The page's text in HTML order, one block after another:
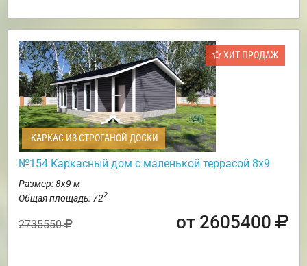
ХИТ ПРОДАЖ
КАРКАС ИЗ СТРОГАНОЙ ДОСКИ
№154 Каркасный дом с маленькой террасой 8х9
Размер: 8х9 м
Общая площадь: 722
2735550 от 2605400